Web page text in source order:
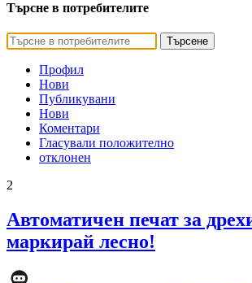
Търсне в потребителите
Търсене
Профил
Нови
Публикувани
Нови
Коментари
Гласували положително
отклонен
2
Автоматичен печат за
маркирай лесно!